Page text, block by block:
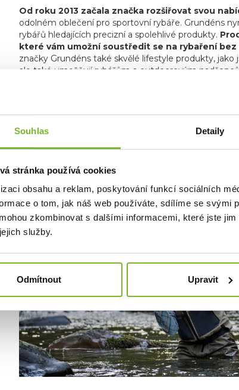
Souhlas Detaily
stránka používá cookies
obsahu a reklam, poskytování funkcí sociálních
o tom, jak náš web používáte, sdílíme se svými
zkombinovat s dalšími informacemi, které jste
služby.
Odmítnout Upravit
Od roku 2013 začala značka rozšiřovat svou
odolném oblečení pro sportovní rybáře. Grundéns
rybářů hledajících precizní a spolehlivé produkty.
které vám umožní soustředit se na rybaření bez
značky Grundéns také skvělé lifestyle produkty,
ale také umožňují rybářům a outdoorovým
Grundéns díky svému závazku k inovacím,
Bez ohledu
udrží v suchu, teple a stylu. Přidejte se k tisícům